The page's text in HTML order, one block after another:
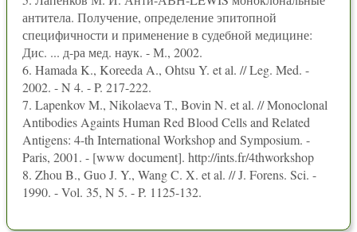
антитела. Получение, определение эпитопной
специфичности и применение в судебной медицине:
Дис. ... д-ра мед. наук. - М., 2002.
6. Hamada K., Koreeda A., Ohtsu Y. et al. // Leg. Med. -
2002. - N 4. - P. 217-222.
7. Lapenkov M., Nikolaeva T., Bovin N. et al. // Monoclonal
Antibodies Againts Human Red Blood Cells and Related
Antigens: 4-th International Workshop and Symposium. -
Paris, 2001. - [www document]. http://ints.fr/4thworkshop
8. Zhou B., Guo J. Y., Wang C. X. et al. // J. Forens. Sci. -
1990. - Vol. 35, N 5. - P. 1125-132.